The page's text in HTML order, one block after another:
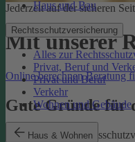
Haus und Bau
Rechtsschutzversicherung
Alles zur
Privat, Beruf und
Privat und Beruf
Verkehr
Wohnen und Gebäude
Haus & Wohnen
Jederzeit auf der sicheren
Mit unserer
Online berechnen Beratung
Gute Gründe für
günstige